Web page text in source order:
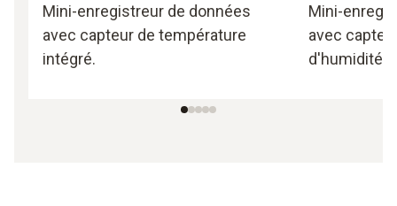
Mini-enregistreur de données
avec capteur de température
intégré.
Mini-
avec
d'humidité